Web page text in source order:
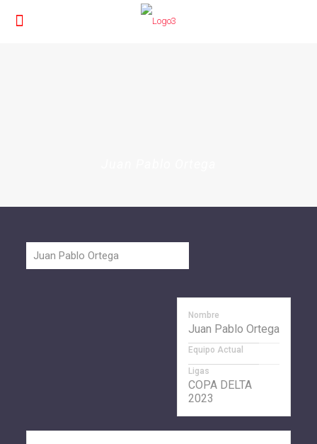
Nombre
Juan Pablo Ortega
Equipo Actual
Ligas
COPA DELTA
2023